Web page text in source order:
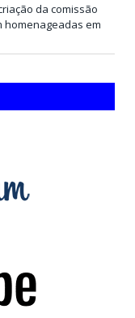
da comissão
homenageadas em